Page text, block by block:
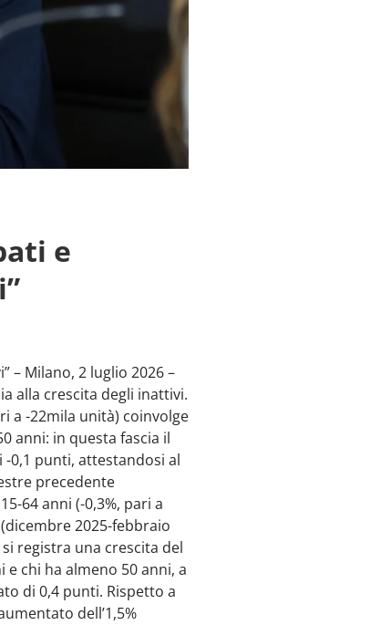
e
– Milano, 2 luglio 2026 –
alla crescita degli inattivi.
a -22mila unità) coinvolge
anni: in questa fascia il
0,1 punti, attestandosi al
precedente
64 anni (-0,3%, pari a
2025-febbraio
registra una crescita del
chi ha almeno 50 anni, a
di 0,4 punti. Rispetto a
dell’1,5%